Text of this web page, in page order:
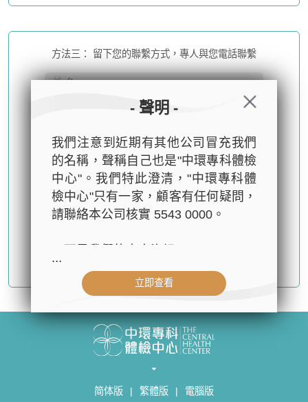
方法三： 留下您的聯繫方式，專人與您電話聯繫
简体版 | 繁體版 | 電腦版
- 聲明 -
我們注意到近期有其他公司冒充我們
的名稱，聲稱自己也是"中環專科體檢
中心"。我們特此澄清，"中環專科體
檢中心"只有一家，顧客有任何疑問，
請聯絡本公司核實 5543 0000。
- 公司名稱：中環專科體檢中心（The
Central Health Center）
心42樓4203室（中環港鐵站出口
- 服務熱線：(852) 3180 9809
- 電子郵箱：cs@tchc.hk
...
立即查看